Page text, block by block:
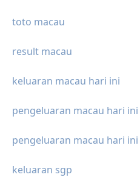
toto macau
result macau
keluaran macau hari ini
pengeluaran macau hari ini
pengeluaran macau hari ini
keluaran sgp